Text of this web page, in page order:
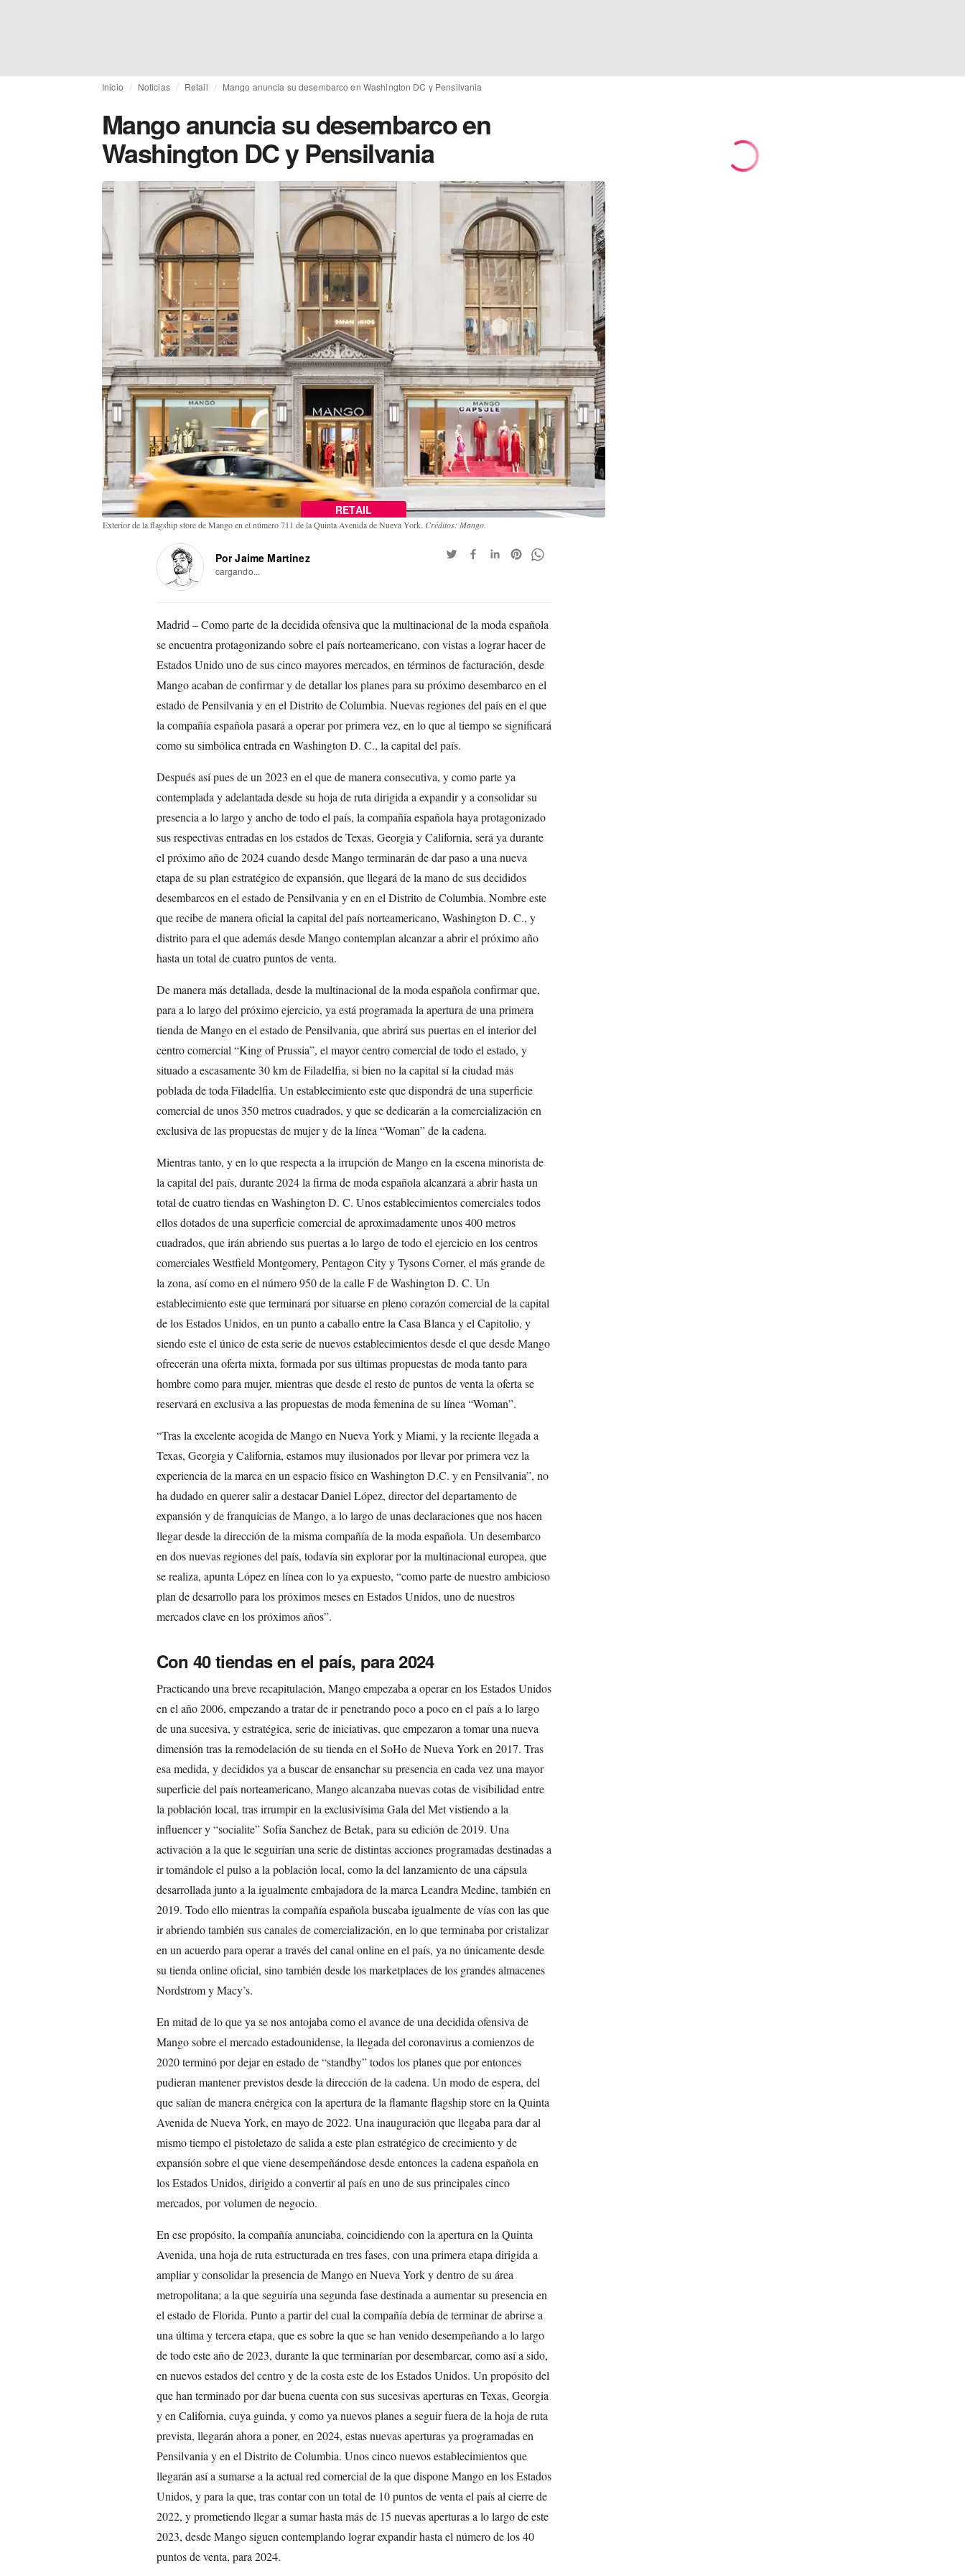
Inicio Noticias Retail Mango anuncia su desembarco en Washington DC y Pensilvania
Mango anuncia su desembarco en
Washington DC y Pensilvania
RETAIL
Exterior de la flagship store de Mango en el número 711 de la Quinta Avenida de Nueva York. Créditos: Mango.
Por Jaime Martinez
cargando...
Madrid – Como parte de la decidida ofensiva que la multinacional de la moda española
se encuentra protagonizando sobre el país norteamericano, con vistas a lograr hacer de
Estados Unido uno de sus cinco mayores mercados, en términos de facturación, desde
Mango acaban de confirmar y de detallar los planes para su próximo desembarco en el
estado de Pensilvania y en el Distrito de Columbia. Nuevas regiones del país en el que
la compañía española pasará a operar por primera vez, en lo que al tiempo se significará
como su simbólica entrada en Washington D. C., la capital del país.
Después así pues de un 2023 en el que de manera consecutiva, y como parte ya
contemplada y adelantada desde su hoja de ruta dirigida a expandir y a consolidar su
presencia a lo largo y ancho de todo el país, la compañía española haya protagonizado
sus respectivas entradas en los estados de Texas, Georgia y California, será ya durante
el próximo año de 2024 cuando desde Mango terminarán de dar paso a una nueva
etapa de su plan estratégico de expansión, que llegará de la mano de sus decididos
desembarcos en el estado de Pensilvania y en en el Distrito de Columbia. Nombre este
que recibe de manera oficial la capital del país norteamericano, Washington D. C., y
distrito para el que además desde Mango contemplan alcanzar a abrir el próximo año
hasta un total de cuatro puntos de venta.
De manera más detallada, desde la multinacional de la moda española confirmar que,
para a lo largo del próximo ejercicio, ya está programada la apertura de una primera
tienda de Mango en el estado de Pensilvania, que abrirá sus puertas en el interior del
centro comercial “King of Prussia”, el mayor centro comercial de todo el estado, y
situado a escasamente 30 km de Filadelfia, si bien no la capital sí la ciudad más
poblada de toda Filadelfia. Un establecimiento este que dispondrá de una superficie
comercial de unos 350 metros cuadrados, y que se dedicarán a la comercialización en
exclusiva de las propuestas de mujer y de la línea “Woman” de la cadena.
Mientras tanto, y en lo que respecta a la irrupción de Mango en la escena minorista de
la capital del país, durante 2024 la firma de moda española alcanzará a abrir hasta un
total de cuatro tiendas en Washington D. C. Unos establecimientos comerciales todos
ellos dotados de una superficie comercial de aproximadamente unos 400 metros
cuadrados, que irán abriendo sus puertas a lo largo de todo el ejercicio en los centros
comerciales Westfield Montgomery, Pentagon City y Tysons Corner, el más grande de
la zona, así como en el número 950 de la calle F de Washington D. C. Un
establecimiento este que terminará por situarse en pleno corazón comercial de la capital
de los Estados Unidos, en un punto a caballo entre la Casa Blanca y el Capitolio, y
siendo este el único de esta serie de nuevos establecimientos desde el que desde Mango
ofrecerán una oferta mixta, formada por sus últimas propuestas de moda tanto para
hombre como para mujer, mientras que desde el resto de puntos de venta la oferta se
reservará en exclusiva a las propuestas de moda femenina de su línea “Woman”.
“Tras la excelente acogida de Mango en Nueva York y Miami, y la reciente llegada a
Texas, Georgia y California, estamos muy ilusionados por llevar por primera vez la
experiencia de la marca en un espacio físico en Washington D.C. y en Pensilvania”, no
ha dudado en querer salir a destacar Daniel López, director del departamento de
expansión y de franquicias de Mango, a lo largo de unas declaraciones que nos hacen
llegar desde la dirección de la misma compañía de la moda española. Un desembarco
en dos nuevas regiones del país, todavía sin explorar por la multinacional europea, que
se realiza, apunta López en línea con lo ya expuesto, “como parte de nuestro ambicioso
plan de desarrollo para los próximos meses en Estados Unidos, uno de nuestros
mercados clave en los próximos años”.
Con 40 tiendas en el país, para 2024
Practicando una breve recapitulación, Mango empezaba a operar en los Estados Unidos
en el año 2006, empezando a tratar de ir penetrando poco a poco en el país a lo largo
de una sucesiva, y estratégica, serie de iniciativas, que empezaron a tomar una nueva
dimensión tras la remodelación de su tienda en el SoHo de Nueva York en 2017. Tras
esa medida, y decididos ya a buscar de ensanchar su presencia en cada vez una mayor
superficie del país norteamericano, Mango alcanzaba nuevas cotas de visibilidad entre
la población local, tras irrumpir en la exclusivísima Gala del Met vistiendo a la
influencer y “socialite” Sofía Sanchez de Betak, para su edición de 2019. Una
activación a la que le seguirían una serie de distintas acciones programadas destinadas a
ir tomándole el pulso a la población local, como la del lanzamiento de una cápsula
desarrollada junto a la igualmente embajadora de la marca Leandra Medine, también en
2019. Todo ello mientras la compañía española buscaba igualmente de vías con las que
ir abriendo también sus canales de comercialización, en lo que terminaba por cristalizar
en un acuerdo para operar a través del canal online en el país, ya no únicamente desde
su tienda online oficial, sino también desde los marketplaces de los grandes almacenes
Nordstrom y Macy’s.
En mitad de lo que ya se nos antojaba como el avance de una decidida ofensiva de
Mango sobre el mercado estadounidense, la llegada del coronavirus a comienzos de
2020 terminó por dejar en estado de “standby” todos los planes que por entonces
pudieran mantener previstos desde la dirección de la cadena. Un modo de espera, del
que salían de manera enérgica con la apertura de la flamante flagship store en la Quinta
Avenida de Nueva York, en mayo de 2022. Una inauguración que llegaba para dar al
mismo tiempo el pistoletazo de salida a este plan estratégico de crecimiento y de
expansión sobre el que viene desempeñándose desde entonces la cadena española en
los Estados Unidos, dirigido a convertir al país en uno de sus principales cinco
mercados, por volumen de negocio.
En ese propósito, la compañía anunciaba, coincidiendo con la apertura en la Quinta
Avenida, una hoja de ruta estructurada en tres fases, con una primera etapa dirigida a
ampliar y consolidar la presencia de Mango en Nueva York y dentro de su área
metropolitana; a la que seguiría una segunda fase destinada a aumentar su presencia en
el estado de Florida. Punto a partir del cual la compañía debía de terminar de abrirse a
una última y tercera etapa, que es sobre la que se han venido desempeñando a lo largo
de todo este año de 2023, durante la que terminarían por desembarcar, como así a sido,
en nuevos estados del centro y de la costa este de los Estados Unidos. Un propósito del
que han terminado por dar buena cuenta con sus sucesivas aperturas en Texas, Georgia
y en California, cuya guinda, y como ya nuevos planes a seguir fuera de la hoja de ruta
prevista, llegarán ahora a poner, en 2024, estas nuevas aperturas ya programadas en
Pensilvania y en el Distrito de Columbia. Unos cinco nuevos establecimientos que
llegarán así a sumarse a la actual red comercial de la que dispone Mango en los Estados
Unidos, y para la que, tras contar con un total de 10 puntos de venta el país al cierre de
2022, y prometiendo llegar a sumar hasta más de 15 nuevas aperturas a lo largo de este
2023, desde Mango siguen contemplando lograr expandir hasta el número de los 40
puntos de venta, para 2024.